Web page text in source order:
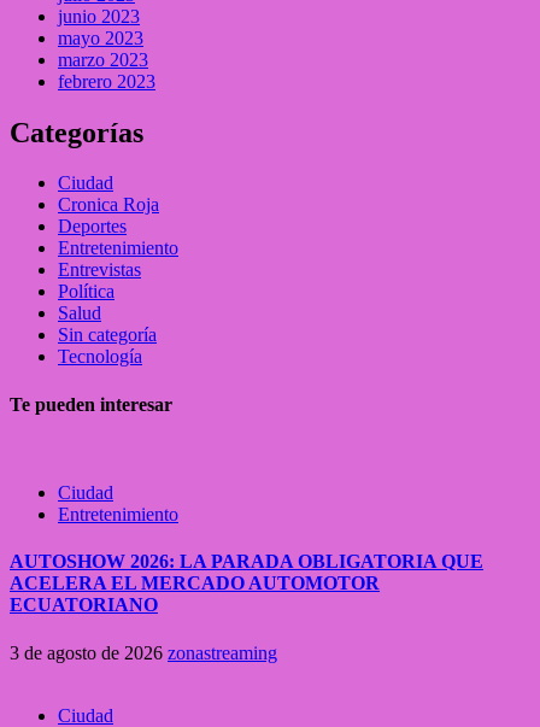
junio 2023
mayo 2023
marzo 2023
febrero 2023
Categorías
Ciudad
Cronica Roja
Deportes
Entretenimiento
Entrevistas
Política
Salud
Sin categoría
Tecnología
Te pueden interesar
Ciudad
Entretenimiento
AUTOSHOW 2026: LA PARADA OBLIGATORIA QUE
ACELERA EL MERCADO AUTOMOTOR
ECUATORIANO
3 de agosto de 2026 zonastreaming
Ciudad